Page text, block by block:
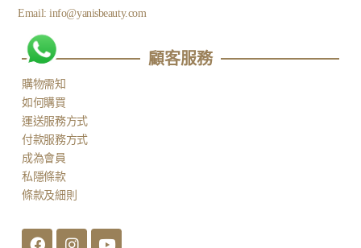
Email:info@yanisbeauty.com
顧客服務​
購物需知
如何購買
運送服務方式
付款服務方式
成為會員
私隱條款
條款及細則